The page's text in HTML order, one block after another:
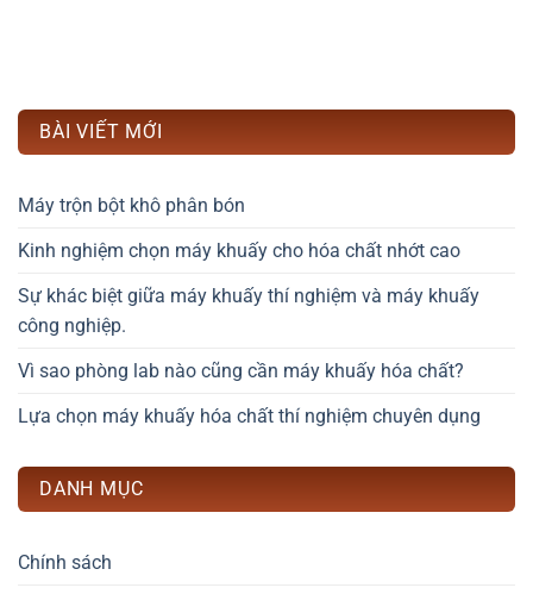
BÀI VIẾT MỚI
Máy trộn bột khô phân bón
Kinh nghiệm chọn máy khuấy cho hóa chất nhớt cao
Sự khác biệt giữa máy khuấy thí nghiệm và máy khuấy
công nghiệp.
Vì sao phòng lab nào cũng cần máy khuấy hóa chất?
Lựa chọn máy khuấy hóa chất thí nghiệm chuyên dụng
DANH MỤC
Chính sách